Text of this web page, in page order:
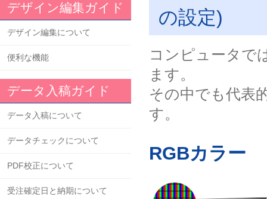
の設定)
コンピュータで
ます。
その中でも代表
す。
RGBカラー
デザイン編集ガイド
デザイン編集について
便利な機能
データ入稿ガイド
データ入稿について
データチェックについて
PDF校正について
受注確定日と納期について